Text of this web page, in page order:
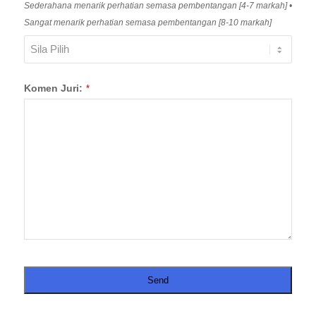
Sederahana menarik perhatian semasa pembentangan [4-7 markah] •
Sangat menarik perhatian semasa pembentangan [8-10 markah]
Komen Juri: *
Send